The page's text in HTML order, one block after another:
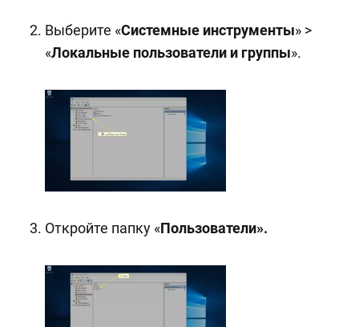
Выберите «Системные инструменты» >
«Локальные пользователи и группы».
Откройте папку «Пользователи».